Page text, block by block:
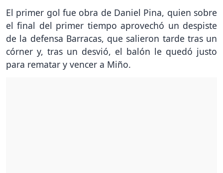
El primer gol fue obra de Daniel Pina, quien sobre
el final del primer tiempo aprovechó un despiste
de la defensa Barracas, que salieron tarde tras un
córner y, tras un desvió, el balón le quedó justo
para rematar y vencer a Miño.